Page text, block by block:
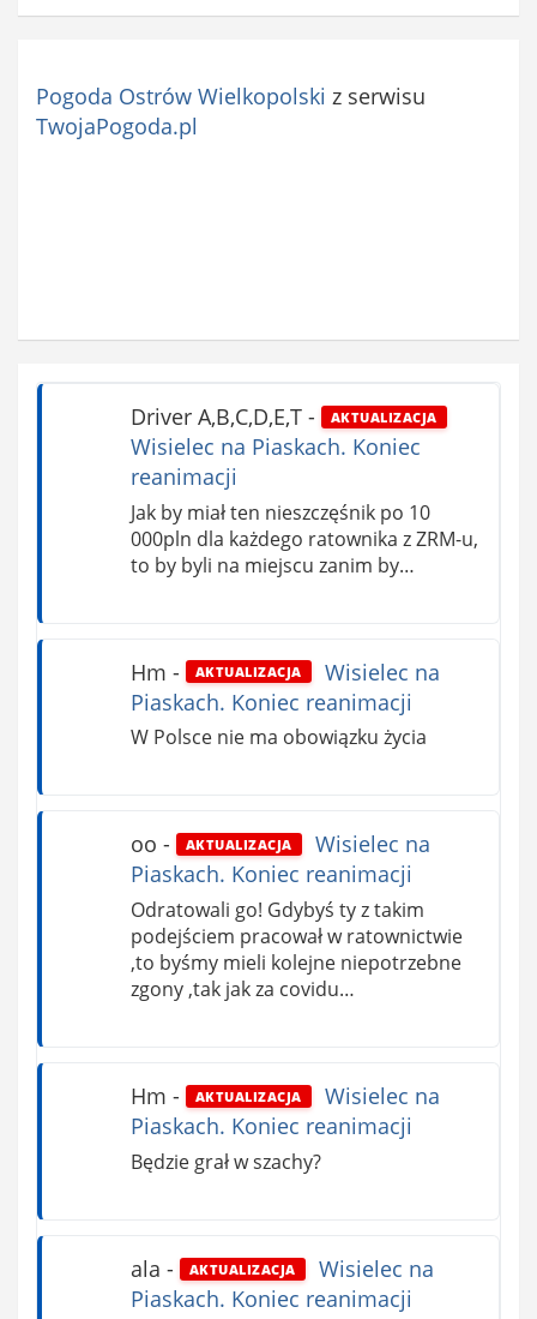
Pogoda Ostrów Wielkopolski z serwisu
TwojaPogoda.pl
Driver A,B,C,D,E,T- AKTUALIZACJA
Wisielec na Piaskach. Koniec
reanimacji
Jak by miał ten nieszczęśnik po 10
000pln dla każdego ratownika z ZRM-u,
to by byli na miejscu zanim by…
Hm - AKTUALIZACJA
Wisielec na
Piaskach. Koniec reanimacji
W Polsce nie ma obowiązku życia
oo - AKTUALIZACJA
Wisielec na
Piaskach. Koniec reanimacji
Odratowali go! Gdybyś ty z takim
podejściem pracował w ratownictwie
,to byśmy mieli kolejne niepotrzebne
zgony ,tak jak za covidu…
Hm - AKTUALIZACJA
Wisielec na
Piaskach. Koniec reanimacji
Będzie grał w szachy?
ala - AKTUALIZACJA
Wisielec na
Piaskach. Koniec reanimacji